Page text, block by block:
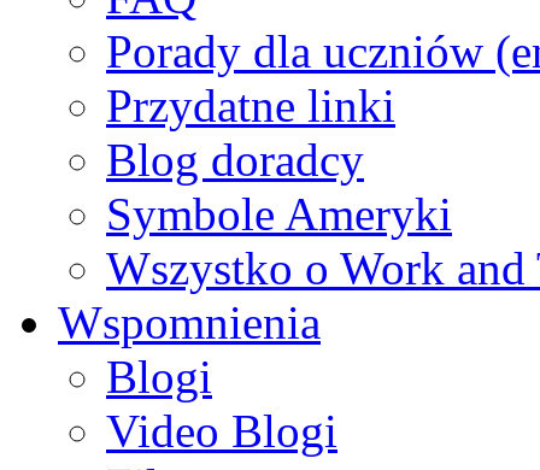
Porady dla uczniów
Przydatne linki
Blog doradcy
Symbole Ameryki
Wszystko o Work and
Wspomnienia
Blogi
Video Blogi